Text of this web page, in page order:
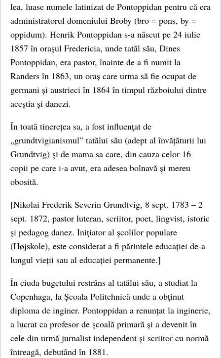
lea, luase numele latinizat de Pontoppidan pentru că era
administratorul domeniului Broby (bro = pons, by =
oppidum). Henrik Pontoppidan s-a născut pe 24 iulie
1857 în orașul Fredericia, unde tatăl său, Dines
Pontoppidan, era pastor, înainte de a fi numit la
Randers în 1863, un oraș care urma să fie ocupat de
germani și austrieci în 1864 în timpul războiului dintre
aceștia și danezi.
În toată tinerețea sa, a fost influențat de
„grundtvigianismul” tatălui său (adept al învățăturii lui
Grundtvig) și de mama sa care, din cauza celor 16
copii pe care i-a avut, era adesea bolnavă și mereu
obosită.
[Nikolai Frederik Severin Grundtvig, 8 sept. 1783 – 2
sept. 1872, pastor luteran, scriitor, poet, lingvist, istoric
și pedagog danez. Inițiator al școlilor populare
(Højskole), este considerat a fi părintele educației de-a
lungul vieții sau al educației permanente.]
În ciuda bugetului restrâns al tatălui său, a studiat la
Copenhaga, la Școala Politehnică unde a obținut
diploma de inginer. Pontoppidan a renunțat la inginerie,
a lucrat ca profesor de școală primară și a devenit în
cele din urmă jurnalist independent și scriitor cu normă
întreagă, debutând în 1881.